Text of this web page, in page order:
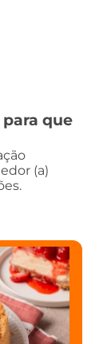
que
(a)